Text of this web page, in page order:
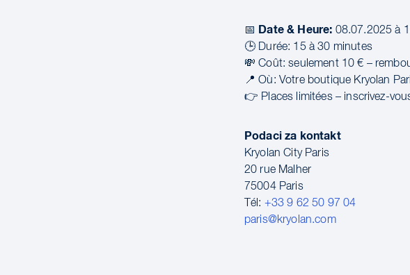
📅 Date & Heure: 08.07.2025 à
🕒 Durée: 15 à 30 minutes
💸 Coût: seulement 10 € –
📍 Où: Votre boutique Kryolan
👉 Places limitées – inscrivez-
Podaci za kontakt
Kryolan City Paris
20 rue Malher
75004 Paris
Tél: +33 9 62 50 97 04
paris@kryolan.com